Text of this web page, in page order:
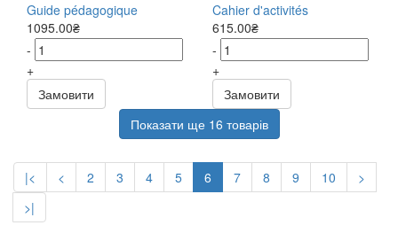
Guide pédagogique
1095.00₴
-
+
Замовити
Cahier d'activités
615.00₴
-
+
Замовити
Показати ще 16 товарів
|< < 2 3 4 5 6 7 8 9 10
>
>|